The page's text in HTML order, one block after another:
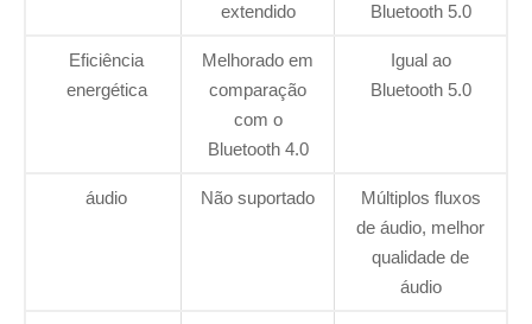
extendido
Bluetooth 5.0
Eficiência
energética
Melhorado em
comparação
com o
Bluetooth 4.0
Igual ao
Bluetooth 5.0
áudio Não suportado
Múltiplos fluxos
de áudio, melhor
qualidade de
áudio